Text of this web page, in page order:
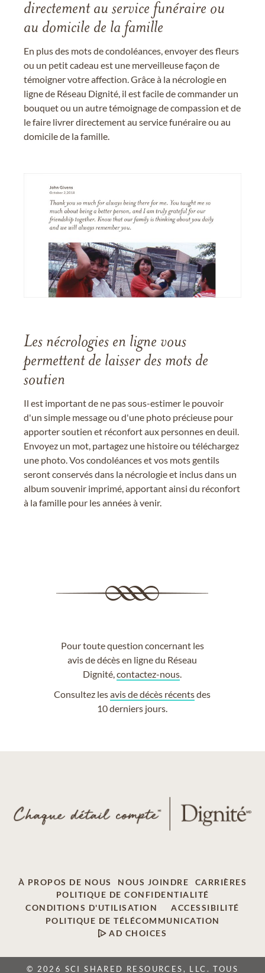
directement au service funéraire ou
au domicile de la famille
En plus des mots de condoléances, envoyer des fleurs
ou un petit cadeau est une merveilleuse façon de
témoigner votre affection. Grâce à la nécrologie en
ligne de Réseau Dignité, il est facile de commander un
bouquet ou un autre témoignage de compassion et de
le faire livrer directement au service funéraire ou au
domicile de la famille.
Les nécrologies en ligne vous
permettent de laisser des mots de
soutien
Il est important de ne pas sous-estimer le pouvoir
d'un simple message ou d'une photo précieuse pour
apporter soutien et réconfort aux personnes en deuil.
Envoyez un mot, partagez une histoire ou téléchargez
une photo. Vos condoléances et vos mots gentils
seront conservés dans la nécrologie et inclus dans un
album souvenir imprimé, apportant ainsi du réconfort
à la famille pour les années à venir.
Pour toute question concernant les
avis de décès en ligne du Réseau
Dignité,contactez-nous
Consultez lesavis de décès récentsdes
10 derniers jours.
À PROPOS DE NOUS NOUS JOINDRE
CARRIÈRES
POLITIQUE DE CONFIDENTIALITÉ
CONDITIONS D'UTILISATION
ACCESSIBILITÉ
POLITIQUE DE TÉLÉCOMMUNICATION
AD CHOICES
© 2026 SCI SHARED RESOURCES, LLC. TOUS